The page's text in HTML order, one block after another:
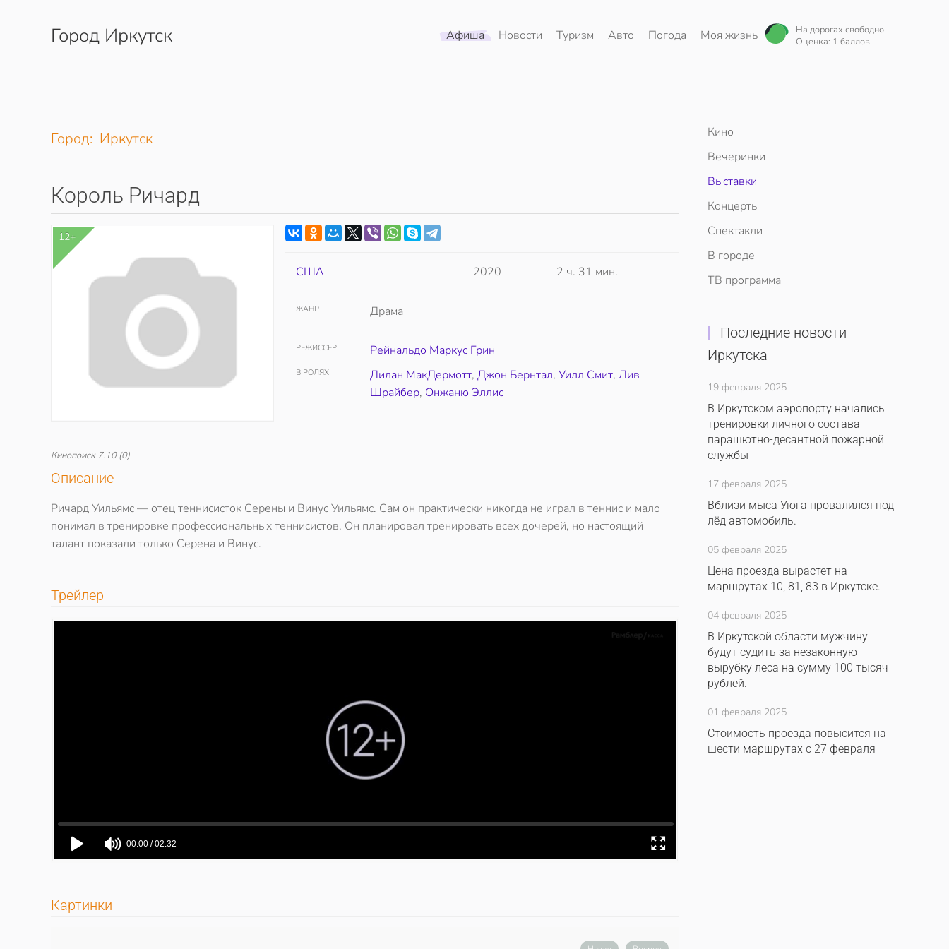
Перейти к содержимому
Город Иркутск Афиша Новости Туризм Авто Погода Моя жизнь
На дорогах свободно
Оценка: 1 баллов
Город: Иркутск
Король Ричард
12+
Кинопоиск 7.10(0)
США 2020 2 ч. 31 мин.
ЖАНР Драма
РЕЖИССЕР Рейнальдо Маркус Грин
В РОЛЯХ Дилан МакДермотт,Джон Бернтал,Уилл Смит,Лив
Шрайбер, Онжаню Эллис
Описание
Ричард Уильямс — отец теннисисток Серены и Винус Уильямс. Сам он практически никогда не играл в теннис и мало
понимал в тренировке профессиональных теннисистов. Он планировал тренировать всех дочерей, но настоящий
талант показали только Серена и Винус.
Трейлер
Картинки
Кино
Вечеринки
Выставки
Концерты
Спектакли
В городе
ТВ программа
Последние новости
Иркутска
19 февраля 2025
В Иркутском аэропорту начались
тренировки личного состава
парашютно-десантной пожарной
службы
17 февраля 2025
Вблизи мыса Уюга провалился под
лёд автомобиль.
05 февраля 2025
Цена проезда вырастет на
маршрутах 10, 81, 83 в Иркутске.
04 февраля 2025
В Иркутской области мужчину
будут судить за незаконную
вырубку леса на сумму 100 тысяч
рублей.
01 февраля 2025
Стоимость проезда повысится на
шести маршрутах с 27 февраля